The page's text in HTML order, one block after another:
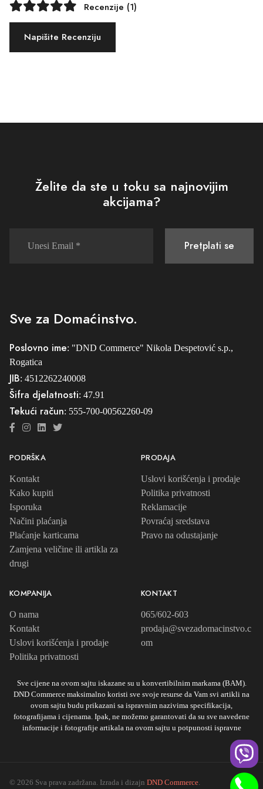
Recenzije (1)
Napišite Recenziju
Želite da ste u toku sa najnovijim
akcijama?
Pretplati se
Sve za Domaćinstvo.
Poslovno ime: "DND Commerce" Nikola Despetović s.p.,
Rogatica
JIB: 4512262240008
Šifra djelatnosti: 47.91
Tekući račun: 555-700-00562260-09
PODRŠKA
Kontakt
Kako kupiti
Isporuka
Načini plaćanja
Plaćanje karticama
Zamjena veličine ili artikla za
drugi
PRODAJA
Uslovi korišćenja i prodaje
Politika privatnosti
Reklamacije
Povraćaj sredstava
Pravo na odustajanje
KOMPANIJA
O nama
Kontakt
Uslovi korišćenja i prodaje
Politika privatnosti
KONTAKT
065/602-603
prodaja@svezadomacinstvo.c
om
Sve cijene na ovom sajtu iskazane su u konvertibilnim markama (BAM).
DND Commerce maksimalno koristi sve svoje resurse da Vam svi artikli na
ovom sajtu budu prikazani sa ispravnim nazivima specifikacija,
fotografijama i cijenama. Ipak, ne možemo garantovati da su sve navedene
informacije i fotografije artikala na ovom sajtu u potpunosti ispravne
© 2026 Sva prava zadržana. Izrada i dizajn DND Commerce